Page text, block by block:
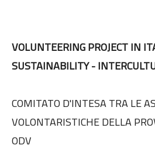
VOLUNTEERING PROJECT IN
SUSTAINABILITY -
COMITATO D'INTESA TRA LE
VOLONTARISTICHE DELLA
ODV